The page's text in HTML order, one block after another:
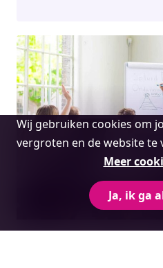
Cookie
melding
Wij gebruiken cookies om
vergroten en de website te
Meer
Ja, ik ga